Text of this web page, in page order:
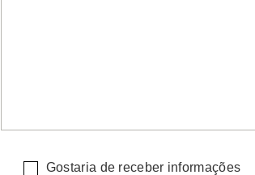
Gostaria de receber informações